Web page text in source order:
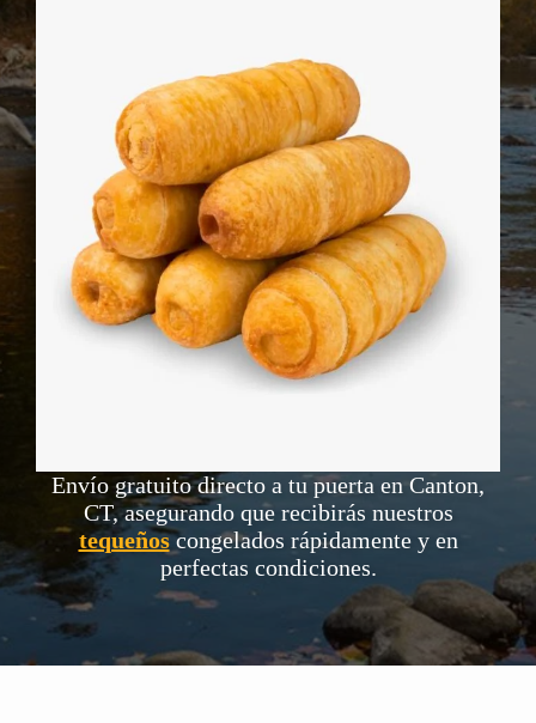
Envío gratuito directo a tu puerta en Canton,
CT, asegurando que recibirás nuestros
tequeñoscongelados rápidamente y en
perfectas condiciones.